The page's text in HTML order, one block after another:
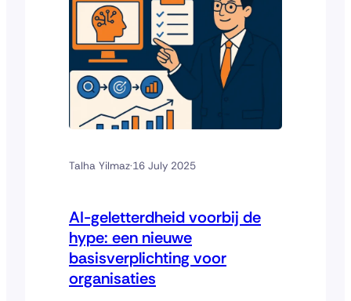
Talha Yilmaz·16 July 2025
AI-geletterdheid voorbij de
hype: een nieuwe
basisverplichting voor
organisaties